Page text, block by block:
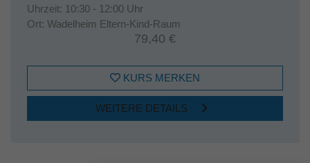
Uhrzeit: 10:30 - 12:00 Uhr
Ort: Wadelheim Eltern-Kind-Raum
79,40 €
KURS MERKEN
WEITERE DETAILS